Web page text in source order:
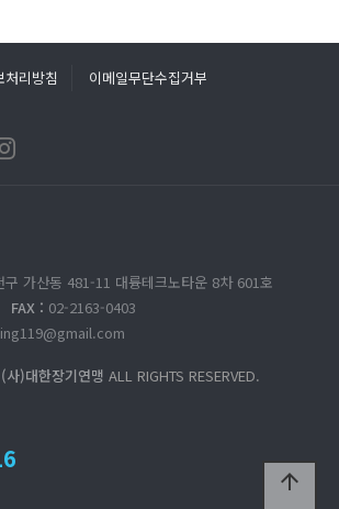
arrow_upward
처리방침 이메일무단수집거부
구 가산동 481-11 대륭테크노타운 8차 601호
FAX : 02-2163-0403
(사)대한장기연맹 ALL RIGHTS RESERVED.